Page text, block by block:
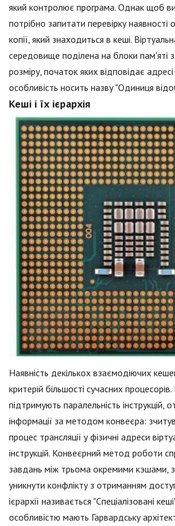
який контролює програма. Однак щоб
потрібно запитати перевірку наявності
копії, який знаходиться в кеші.
середовище поділена на блоки пам'яті
розміру, початок яких відповідає
особливість носить назву "Одиниця
Кеші і їх ієрархія
Наявність декількох взаємодіючих
критерій більшості сучасних
підтримують паралельність
інформації за методом конвеєра:
процес трансляції у фізичні адреси
інструкцій. Конвеєрний метод роботи
завдань між трьома окремими кэшами,
уникнути конфлікту з отриманням
ієрархії називається "Спеціалізовані
особливістю мають Гарвардську